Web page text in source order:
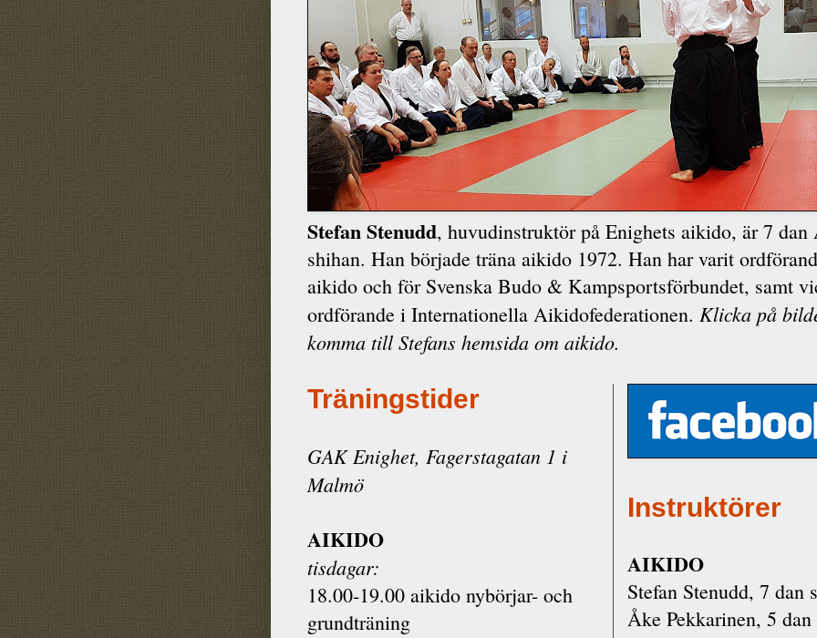
Stefan Stenudd, huvudinstruktör på Enighets aikido, är 7
shihan. Han började träna aikido 1972. Han har varit
aikido och för Svenska Budo & Kampsportsförbundet, samt
ordförande i Internationella Aikidofederationen. Klicka på
komma till Stefans hemsida om aikido.
Träningstider
GAK Enighet, Fagerstagatan 1 i
Malmö
AIKIDO
tisdagar:
18.00-19.00 aikido nybörjar- och
grundträning
Instruktörer
AIKIDO
Stefan Stenudd, 7 dan
Åke Pekkarinen, 5 dan